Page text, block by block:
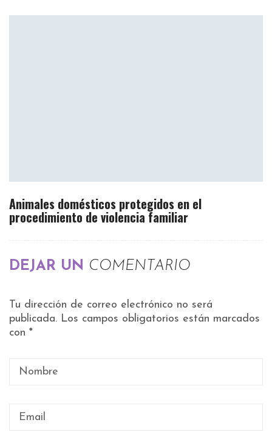
Animales domésticos protegidos en el
procedimiento de violencia familiar
DEJAR UN COMENTARIO
Tu dirección de correo electrónico no será
publicada. Los campos obligatorios están marcados
con *